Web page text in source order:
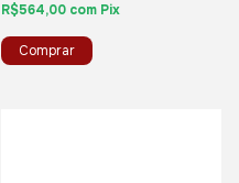
R$564,00 com Pix